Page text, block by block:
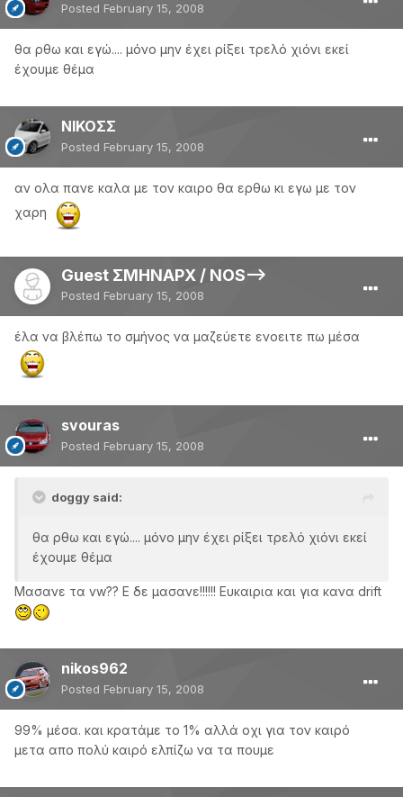
Posted February 15, 2008
θα ρθω και εγώ.... μόνο μην έχει ρίξει τρελό χιόνι εκεί
έχουμε θέμα
ΝΙΚΟΣΣ
Posted February 15, 2008
αν ολα πανε καλα με τον καιρο θα ερθω κι εγω με τον
χαρη
Guest ΣΜΗΝΑΡΧ / NOS-->
Posted February 15, 2008
έλα να βλέπω το σμήνος να μαζεύετε ενοειτε πω μέσα
svouras
Posted February 15, 2008
doggy said:
θα ρθω και εγώ.... μόνο μην έχει ρίξει τρελό χιόνι εκεί
έχουμε θέμα
Μασανε τα vw?? Ε δε μασανε!!!!!! Ευκαιρια και για κανα drift
nikos962
Posted February 15, 2008
99% μέσα. και κρατάμε το 1% αλλά οχι για τον καιρό
μετα απο πολύ καιρό ελπίζω να τα πουμε